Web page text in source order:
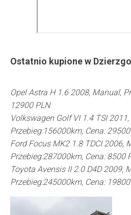
Ostatnio kupione w
Opel Astra H 1.6 2008, Manual,
12900 PLN
Volkswagen Golf VI 1.4 TSI 2011,
Przebieg:156000km, Cena:
Ford Focus MK2 1.8 TDCI 2006,
Przebieg:287000km, Cena: 8500
Toyota Avensis II 2.0 D4D 2009,
Przebieg:245000km, Cena: